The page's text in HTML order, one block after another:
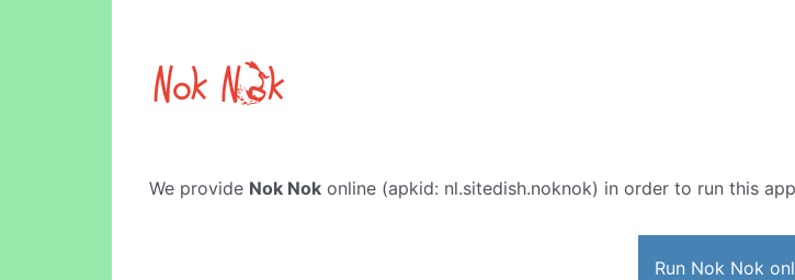
We provide Nok Nok online (apkid: nl.sitedish.noknok) in order to run this
Run Nok Nok